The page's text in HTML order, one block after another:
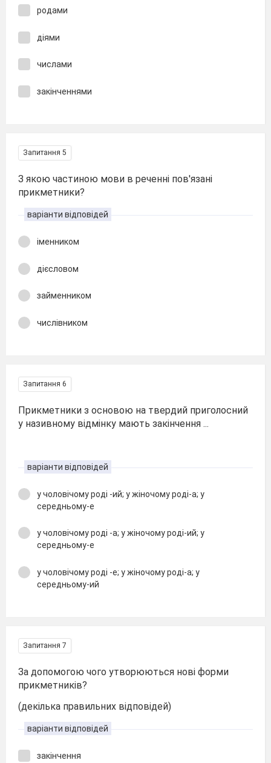
родами
діями
числами
закінченнями
Запитання 5
З якою частиною мови в реченні пов'язані
прикметники?
варіанти відповідей
іменником
дієсловом
займенником
числівником
Запитання 6
Прикметники з основою на твердий приголосний
у називному відмінку мають закінчення ...
варіанти відповідей
у чоловічому роді -ий; у жіночому роді-а; у
середньому-е
у чоловічому роді -а; у жіночому роді-ий; у
середньому-е
у чоловічому роді -е; у жіночому роді-а; у
середньому-ий
Запитання 7
За допомогою чого утворюються нові форми
прикметників?
(декілька правильних відповідей)
варіанти відповідей
закінчення